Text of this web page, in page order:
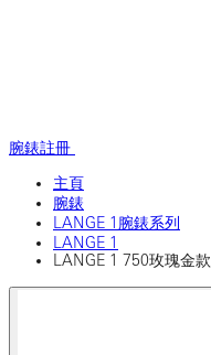
腕錶註冊
主頁
腕錶
LANGE 1腕錶系列
LANGE 1
LANGE 1 750玫瑰金款